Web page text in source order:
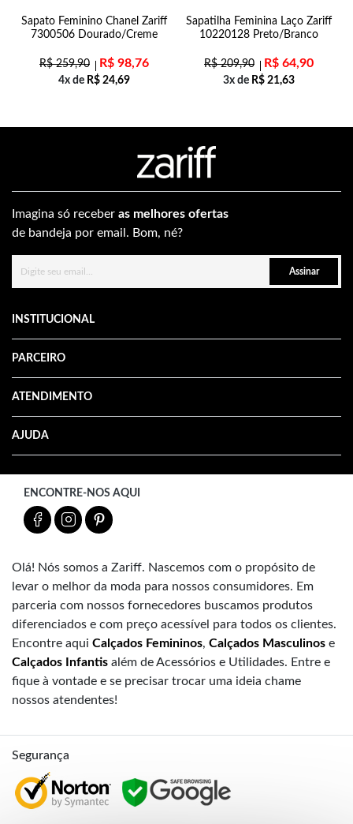
Sapato Feminino Chanel Zariff
7300506 Dourado/Creme
R$259,90 R$ 98,76
4x de R$ 24,69
Sapatilha Feminina Laço Zariff
10220128 Preto/Branco
R$209,90 R$ 64,90
3x de R$ 21,63
Imagina só receber as melhores ofertas
de bandeja por email. Bom, né?
Assinar
INSTITUCIONAL
PARCEIRO
ATENDIMENTO
AJUDA
ENCONTRE-NOS AQUI
Olá! Nós somos a Zariff. Nascemos com o propósito de
levar o melhor da moda para nossos consumidores. Em
parceria com nossos fornecedores buscamos produtos
diferenciados e com preço acessível para todos os clientes.
Encontre aqui Calçados Femininos, Calçados Masculinos e
Calçados Infantis além de Acessórios e Utilidades. Entre e
fique à vontade e se precisar trocar uma ideia chame
nossos atendentes!
Segurança